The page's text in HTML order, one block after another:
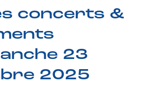
concerts &
23
2025